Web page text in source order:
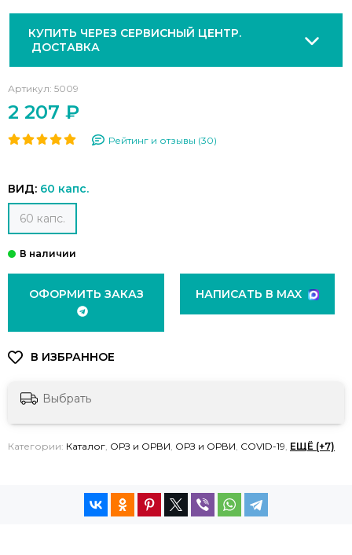
КУПИТЬ ЧЕРЕЗ СЕРВИСНЫЙ ЦЕНТР.
ДОСТАВКА
Артикул: 5009
2 207 ₽
Рейтинг и отзывы (30)
ВИД: 60 капс.
60 капс.
ОФОРМИТЬ ЗАКАЗ НАПИСАТЬ В MAX
Выбрать
Категории: Каталог ОРЗ и ОРВИ ОРЗ и ОРВИ COVID-19 ЕЩЁ (+7)